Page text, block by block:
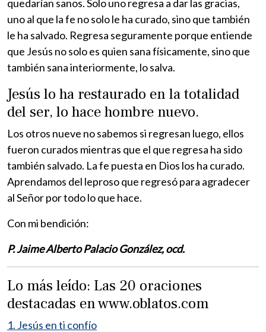
quedarían sanos. Solo uno regresa a dar las gracias,
uno al que la fe no solo le ha curado, sino que también
le ha salvado. Regresa seguramente porque entiende
que Jesús no solo es quien sana físicamente, sino que
también sana interiormente, lo salva.
Jesús lo ha restaurado en la totalidad
del ser, lo hace hombre nuevo.
Los otros nueve no sabemos si regresan luego, ellos
fueron curados mientras que el que regresa ha sido
también salvado. La fe puesta en Dios los ha curado.
Aprendamos del leproso que regresó para agradecer
al Señor por todo lo que hace.
Con mi bendición:
P. Jaime Alberto Palacio González, ocd.
Lo más leído: Las 20 oraciones
destacadas en www.oblatos.com
1. Jesús en ti confío